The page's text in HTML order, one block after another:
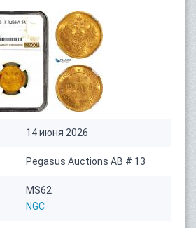
14 июня 2026
Pegasus Auctions AB # 13
MS62
NGC